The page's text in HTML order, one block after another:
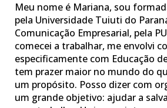
Meu nome é Mariana, sou
pela Universidade Tuiuti do
Comunicação Empresarial, pela
comecei a trabalhar, me envolvi
especificamente com Educação
tem prazer maior no mundo do
um propósito. Posso dizer com
um grande objetivo: ajudar a